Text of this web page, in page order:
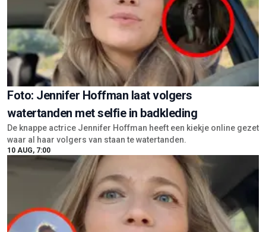
Foto: Jennifer Hoffman laat volgers
watertanden met selfie in badkleding
De knappe actrice Jennifer Hoffman heeft een kiekje online gezet
waar al haar volgers van staan te watertanden.
10 AUG, 7:00